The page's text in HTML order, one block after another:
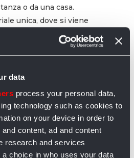
data
process your personal data,
technology such as cookies to
on your device in order to
content, ad and content
research and services
choice in who uses your data
o da una casa.
unica, dove si viene
lontana con gli amici e
il timer deve scoccare prima